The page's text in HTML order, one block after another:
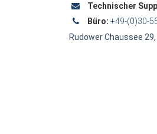
Technischer
Büro: +49-(0)30-
Rudower Chaussee